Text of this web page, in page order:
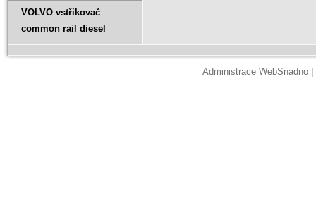
VOLVO vstřikovač
common rail diesel
Administrace WebSnadno|